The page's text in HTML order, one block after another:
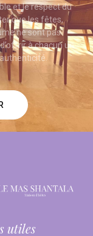
et le respect du
que les fêtes,
ne sont pas
à chacun un
utiles